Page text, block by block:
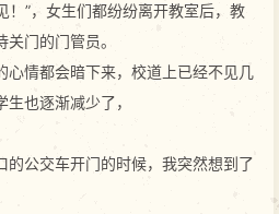
！”，女生们都纷纷离开教室后，教
门的门管员。
心情都会暗下来，校道上已经不见几
也逐渐减少了，
的公交车开门的时候，我突然想到了